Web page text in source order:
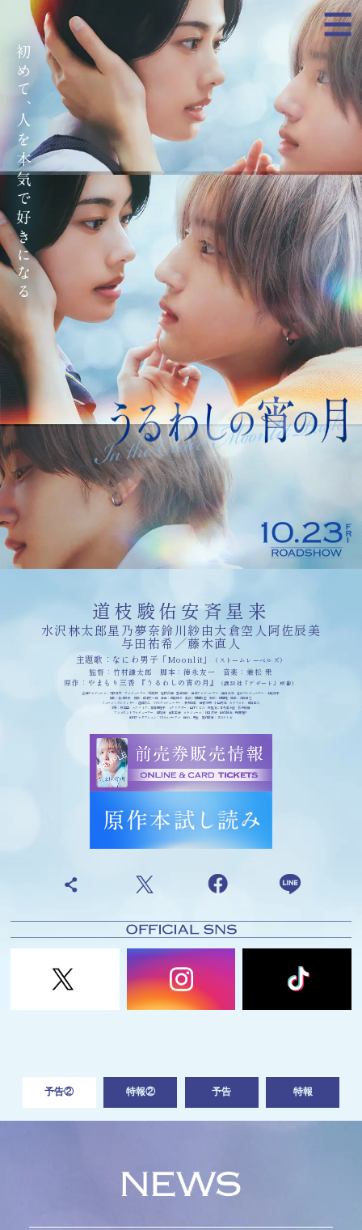
道枝駿佑安斉星来
水沢林太郎星乃夢奈鈴川紗由大倉空人 阿佐辰美
与田祐希／藤木直人
主題歌 なにわ男子「Moonlit」 （ストームレーベルズ）
監督 竹村謙太郎 脚本 徳永友一 音楽
兼松 衆
原作
やまもり三香 『うるわしの宵の月』 （講談社「デザート」所載）
企画プロデュース 刀根鉄太 プロデューサー 堀英樹 塩村香里 韮澤享峻 音楽プロデューサー 溝口大悟 宣伝プロデューサー
上地智子
撮影
板倉陽子 照明 藤森玄一郎 録音 西條博介 美術 林田裕至 装飾 前田亮 編集
髙橋信之
ミュージックエディター
遠藤浩二 VFXプロデューサー 長井由実 音響効果 小山秀雄 カラリスト
関口正人
衣裳
京美里 ヘアメイク 斉藤恵理子 スクリプター 山下くるみ 助監督
實光美々佳 松井郁貴
アシスタントプロデューサー
藤塚渉 吉本美春 スケジュール 川口浩史 制作担当
飛鷹理紗
制作プロダクション
TBSスパークル 配給 東宝 製作幹事 TBSテレビ
予告② 特報② 予告 特報